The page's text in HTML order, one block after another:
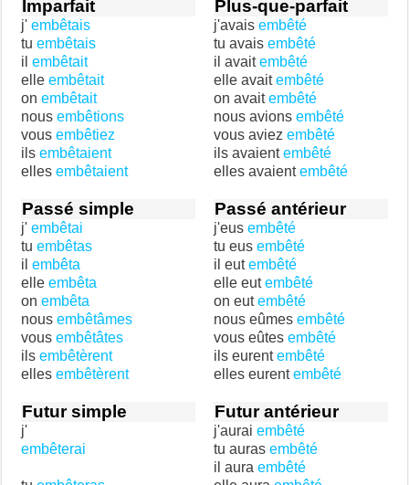
Imparfait
j' embêtais
tu embêtais
il embêtait
elle embêtait
on embêtait
nous embêtions
vous embêtiez
ils embêtaient
elles embêtaient
Plus-que-parfait
j'avais embêté
tu avais embêté
il avaitembêté
elle avaitembêté
on avaitembêté
nous avions embêté
vous aviez embêté
ils avaientembêté
elles avaientembêté
Passé simple
j' embêtai
tu embêtas
il embêta
elle embêta
on embêta
nous embêtâmes
vous embêtâtes
ils embêtèrent
elles embêtèrent
Passé antérieur
j'eus embêté
tu eus embêté
il eutembêté
elle eutembêté
on eutembêté
nous eûmes embêté
vous eûtes embêté
ils eurentembêté
elles eurentembêté
Futur simple
j'
embêterai
Futur antérieur
j'aurai embêté
tu auras embêté
il aura embêté